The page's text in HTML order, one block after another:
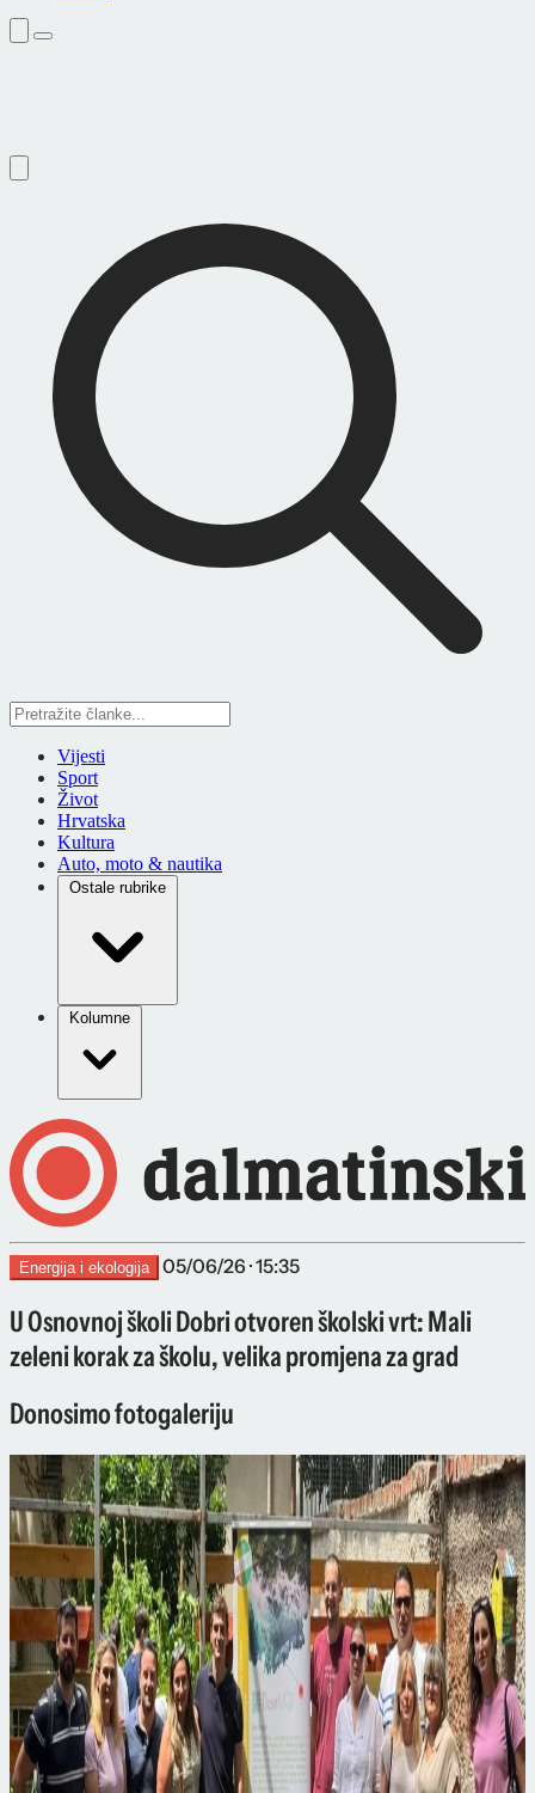
Vijesti
Sport
Život
Hrvatska
Kultura
Auto, moto & nautika
Ostale rubrike
Kolumne
Energija i ekologija 05/06/26 · 15:35
U Osnovnoj školi Dobri otvoren školski vrt: Mali
zeleni korak za školu, velika promjena za grad
Donosimo fotogaleriju